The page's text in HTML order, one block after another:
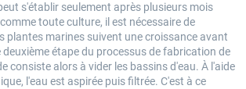
s'établir seulement après plusieurs mois
toute culture, il est nécessaire de
plantes marines suivent une croissance avant
deuxième étape du processus de fabrication de
consiste alors à vider les bassins d'eau. À l'aide
l'eau est aspirée puis filtrée. C'est à ce